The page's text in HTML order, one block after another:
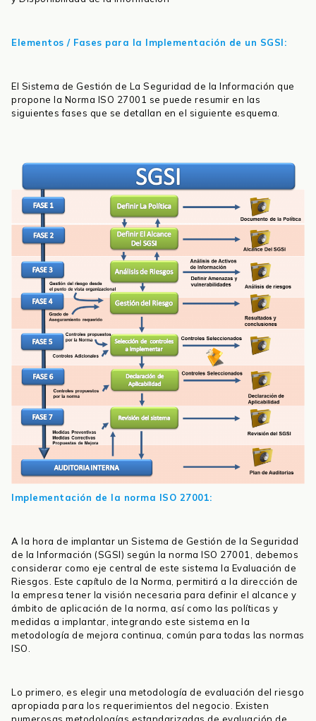
Elementos / Fases para la Implementación de un SGSI:
El Sistema de Gestión de La Seguridad de la Información que
propone la Norma ISO 27001 se puede resumir en las
siguientes fases que se detallan en el siguiente esquema.
Implementación de la norma ISO 27001:
A la hora de implantar un Sistema de Gestión de la Seguridad
de la Información (SGSI) según la norma ISO 27001, debemos
considerar como eje central de este sistema la Evaluación de
Riesgos. Este capítulo de la Norma, permitirá a la dirección de
la empresa tener la visión necesaria para definir el alcance y
ámbito de aplicación de la norma, así como las políticas y
medidas a implantar, integrando este sistema en la
metodología de mejora continua, común para todas las normas
ISO.
Lo primero, es elegir una metodología de evaluación del riesgo
apropiada para los requerimientos del negocio. Existen